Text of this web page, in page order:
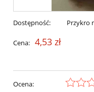
Dostępność: Przykro
Cena: 4,53 zł
Ocena: